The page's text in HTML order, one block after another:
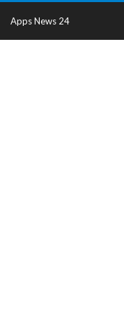
Apps News 24